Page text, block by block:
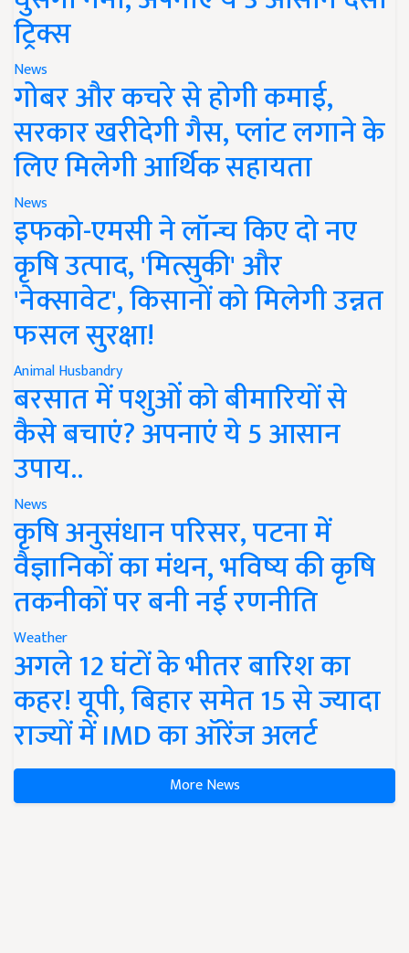
ट्रिक्स
News
गोबर और कचरे से होगी कमाई,
सरकार खरीदेगी गैस, प्लांट लगाने के
लिए मिलेगी आर्थिक सहायता
News
इफको-एमसी ने लॉन्च किए दो नए
कृषि उत्पाद, 'मित्सुकी' और
'नेक्सावेट', किसानों को मिलेगी उन्नत
फसल सुरक्षा!
Animal Husbandry
बरसात में पशुओं को बीमारियों से
कैसे बचाएं? अपनाएं ये 5 आसान
उपाय..
News
कृषि अनुसंधान परिसर, पटना में
वैज्ञानिकों का मंथन, भविष्य की कृषि
तकनीकों पर बनी नई रणनीति
Weather
अगले 12 घंटों के भीतर बारिश का
कहर! यूपी, बिहार समेत 15 से ज्यादा
राज्यों में IMD का ऑरेंज अलर्ट
More News